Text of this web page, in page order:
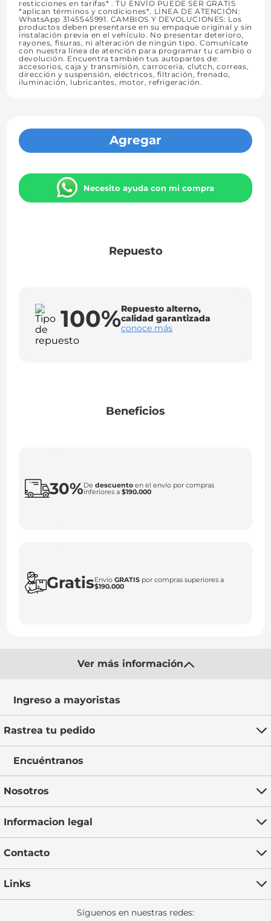
resticciones en tarifas* . TU ENVÍO PUEDE SER GRATIS
*aplican términos y condiciones*. LÍNEA DE ATENCIÓN:
WhatsApp 3145545991. CAMBIOS Y DEVOLUCIONES: Los
productos deben presentarse en su empaque original y sin
instalación previa en el vehículo. No presentar deterioro,
rayones, fisuras, ni alteración de ningún tipo. Comunícate
con nuestra línea de atención para programar tu cambio o
devolución. Encuentra también tus autopartes de:
accesorios, caja y transmisión, carrocería, clutch, correas,
dirección y suspensión, eléctricos, filtración, frenado,
iluminación, lubricantes, motor, refrigeración.
Agregar
Necesito ayuda con mi compra
Repuesto
100%Repuesto alterno,
calidad garantizada
conoce más
Beneficios
30%Dedescuento en el envío por compras
inferiores a$190.000
GratisEnvíoGRATIS por compras superiores a
$190.000
Ver más información
Ingreso a mayoristas
Rastrea tu pedido
Encuéntranos
Nosotros
Informacion legal
Contacto
Links
Síguenos en nuestras redes: